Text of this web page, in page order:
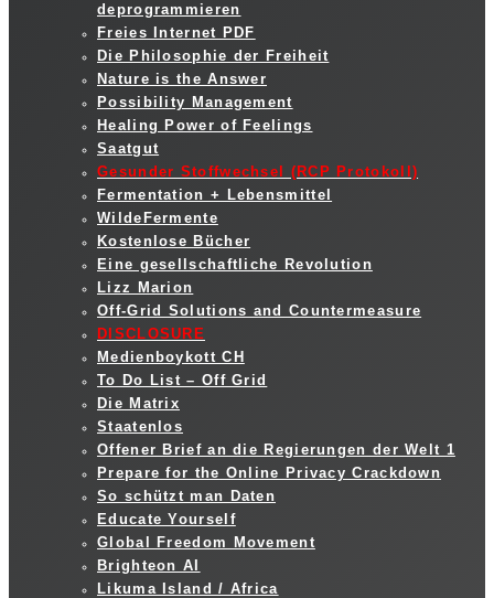
deprogrammieren
Freies Internet PDF
Die Philosophie der Freiheit
Nature is the Answer
Possibility Management
Healing Power of Feelings
Saatgut
Gesunder Stoffwechsel (RCP Protokoll)
Fermentation + Lebensmittel
WildeFermente
Kostenlose Bücher
Eine gesellschaftliche Revolution
Lizz Marion
Off-Grid Solutions and Countermeasure
DISCLOSURE
Medienboykott CH
To Do List – Off Grid
Die Matrix
Staatenlos
Offener Brief an die Regierungen der Welt 1
Prepare for the Online Privacy Crackdown
So schützt man Daten
Educate Yourself
Global Freedom Movement
Brighteon AI
Likuma Island / Africa